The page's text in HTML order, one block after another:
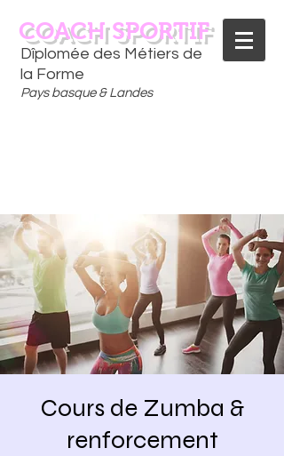
Dîplomée des Métiers de
la Forme
Pays basque & Landes
COACH SPORTIF
Cours de Zumba &
renforcement